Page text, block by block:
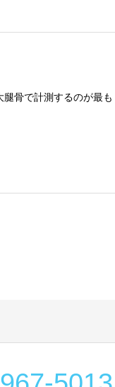
骨で計測するのが最も